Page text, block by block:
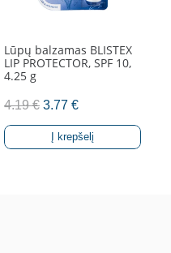
Lūpų balzamas BLISTEX
LIP PROTECTOR, SPF 10,
4.25 g
4.19€ Original
price
was:
3.77 €Current
price
is:
Į krepšelį